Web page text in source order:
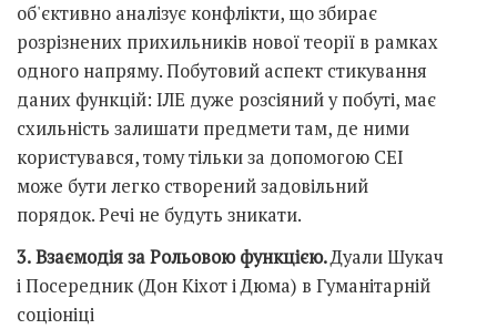
об'єктивно аналізує конфлікти, що збирає
розрізнених прихильників нової теорії в рамках
одного напряму. Побутовий аспект стикування
даних функцій: ІЛЕ дуже розсіяний у побуті, має
схильність залишати предмети там, де ними
користувався, тому тільки за допомогою СЕІ
може бути легко створений задовільний
порядок. Речі не будуть зникати.
3.Взаємодія за Рольовою функцією.Дуали Шукач
і Посередник (Дон Кіхот і Дюма) в Гуманітарній
соціоніці